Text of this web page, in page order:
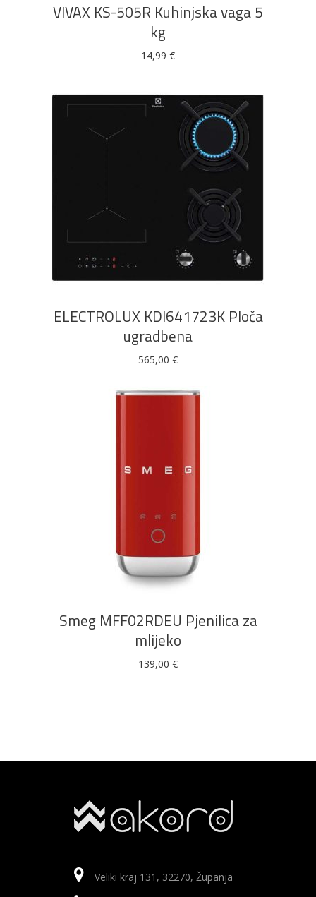
VIVAX KS-505R Kuhinjska vaga 5
kg
14,99 €
DODAJ U KOŠARICU
ELECTROLUX KDI641723K Ploča
ugradbena
565,00 €
DODAJ U KOŠARICU
Smeg MFF02RDEU Pjenilica za
mlijeko
139,00 €
Veliki kraj 131, 32270, Županja